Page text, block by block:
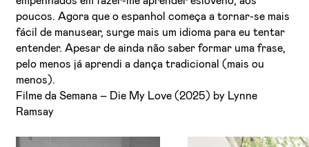
poucos. Agora que o espanhol começa a tornar-se mais
fácil de manusear, surge mais um idioma para eu tentar
entender. Apesar de ainda não saber formar uma frase,
pelo menos já aprendi a dança tradicional (mais ou
menos).
Filme da Semana – Die My Love (2025) by Lynne
Ramsay